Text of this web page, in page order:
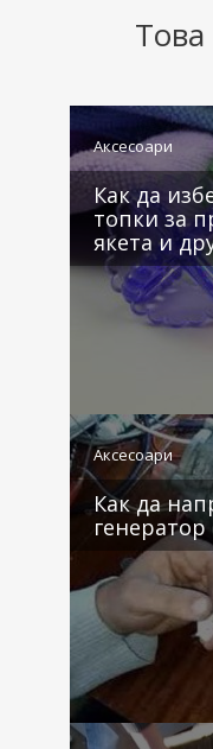
Аксесоари
Как да
топки за
якета и
1 коментар
Аксесоари
Как да